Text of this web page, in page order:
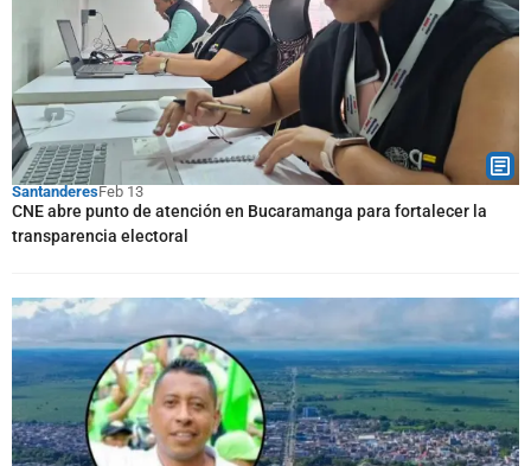
SantanderesFeb 13
CNE abre punto de atención en Bucaramanga para fortalecer la
transparencia electoral